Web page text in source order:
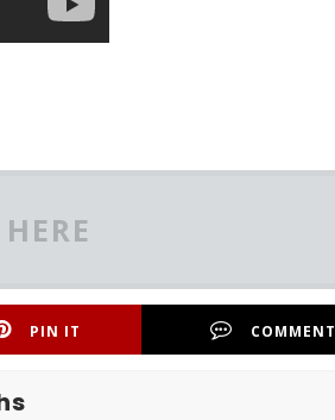
PIN IT COMMENT